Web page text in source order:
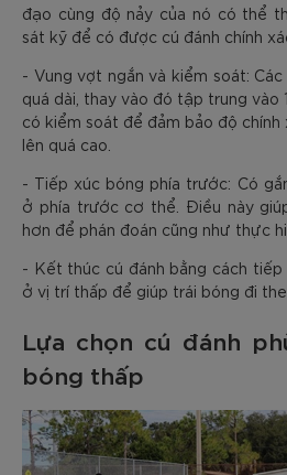
đạo cùng độ nảy của nó có thể
sát kỹ để có được cú đánh chính
- Vung vợt ngắn và kiểm soát:
quá dài, thay vào đó tập trung vào
có kiểm soát để đảm bảo độ
lên quá cao.
- Tiếp xúc bóng phía trước: Có
ở phía trước cơ thể. Điều này
hơn để phán đoán cũng như thực
- Kết thúc cú đánh bằng cách
ở vị trí thấp để giúp trái bóng đi
Lựa chọn cú đánh
bóng thấp